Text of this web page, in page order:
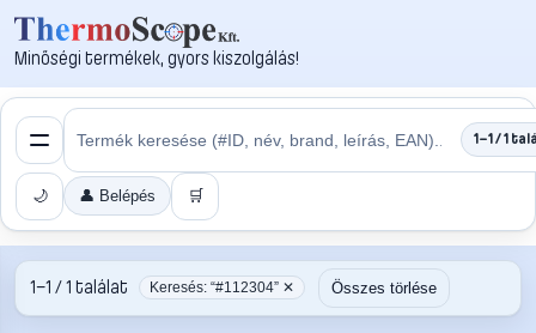
Minőségi termékek, gyors kiszolgálás!
1–1 / 1
🌙 👤 Belépés 🛒
1–1 / 1 találat Keresés: “#112304” ✕ Összes törlése